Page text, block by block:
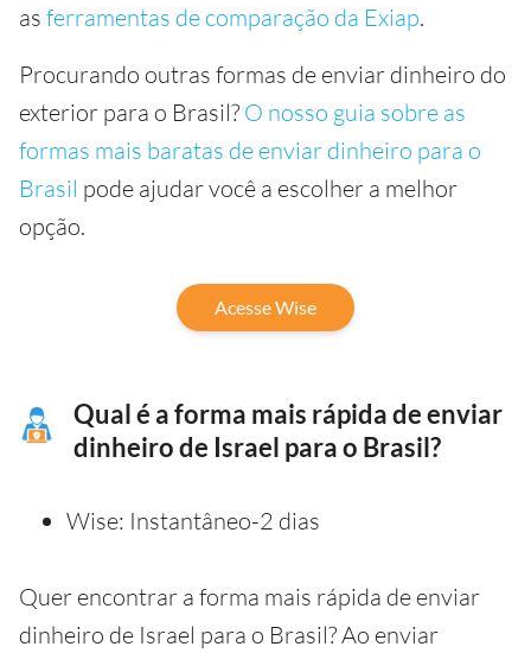
as ferramentas de comparação da Exiap.
Procurando outras formas de enviar dinheiro do
exterior para o Brasil? O nosso guia sobre as
formas mais baratas de enviar dinheiro para o
Brasil pode ajudar você a escolher a melhor
opção.
Acesse Wise
Qual é a forma mais rápida de enviar
dinheiro de Israel para o Brasil?
Wise: Instantâneo-2 dias
Quer encontrar a forma mais rápida de enviar
dinheiro de Israel para o Brasil? Ao enviar